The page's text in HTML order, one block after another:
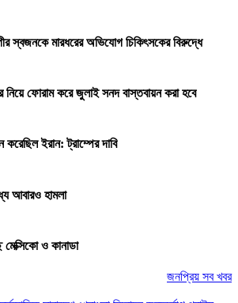
স্বজনকে মারধরের অভিযোগ চিকিৎসকের বিরুদ্ধে
নিয়ে ফোরাম করে জুলাই সনদ বাস্তবায়ন করা হবে
ইরান: ট্রাম্পের দাবি
আবারও হামলা
মেক্সিকো ও কানাডা
জনপ্রিয় সব খবর